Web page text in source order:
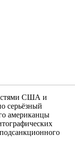
США и
серьёзный
американцы